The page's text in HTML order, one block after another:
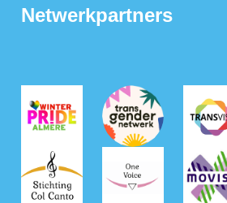
Netwerkpartners